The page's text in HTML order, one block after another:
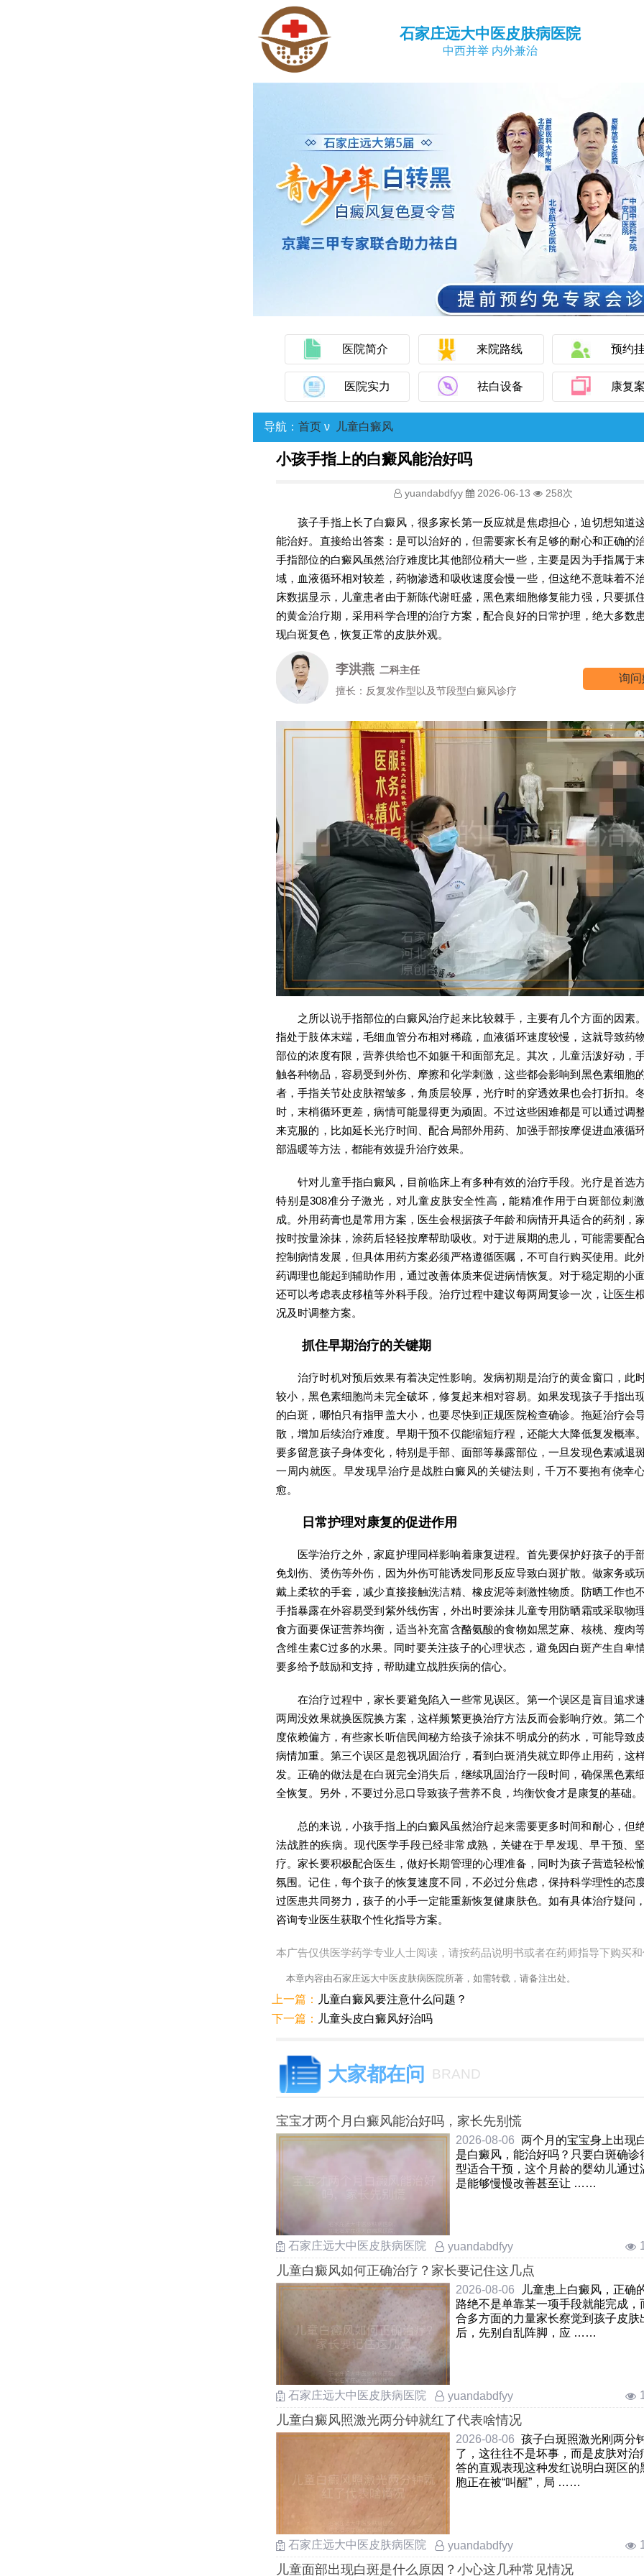
石家庄远大中医皮肤病医院
中西并举 内外兼治
医院简介 来院路线 预约
医院实力 祛白设备 康复
导航： 首页 ν 儿童白癜风
小孩手指上的白癜风能治好吗
yuandabdfyy 2026-06-13 258次
孩子手指上长了白癜风，很多家长第一反应就是焦虑担心，迫切想知道
能治好。直接给出答案：是可以治好的，但需要家长有足够的耐心和正确的
手指部位的白癜风虽然治疗难度比其他部位稍大一些，主要是因为手指属于
域，血液循环相对较差，药物渗透和吸收速度会慢一些，但这绝不意味着不
床数据显示，儿童患者由于新陈代谢旺盛，黑色素细胞修复能力强，只要抓
的黄金治疗期，采用科学合理的治疗方案，配合良好的日常护理，绝大多数
现白斑复色，恢复正常的皮肤外观。
李洪燕 二科主任
擅长：反复发作型以及节段型白癜风诊疗
询
之所以说手指部位的白癜风治疗起来比较棘手，主要有几个方面的因素
指处于肢体末端，毛细血管分布相对稀疏，血液循环速度较慢，这就导致药
部位的浓度有限，营养供给也不如躯干和面部充足。其次，儿童活泼好动，
触各种物品，容易受到外伤、摩擦和化学刺激，这些都会影响到黑色素细胞
者，手指关节处皮肤褶皱多，角质层较厚，光疗时的穿透效果也会打折扣。
时，末梢循环更差，病情可能显得更为顽固。不过这些困难都是可以通过调
来克服的，比如延长光疗时间、配合局部外用药、加强手部按摩促进血液循
部温暖等方法，都能有效提升治疗效果。
针对儿童手指白癜风，目前临床上有多种有效的治疗手段。光疗是首选
特别是308准分子激光，对儿童皮肤安全性高，能精准作用于白斑部位刺
成。外用药膏也是常用方案，医生会根据孩子年龄和病情开具适合的药剂，
按时按量涂抹，涂药后轻轻按摩帮助吸收。对于进展期的患儿，可能需要配
控制病情发展，但具体用药方案必须严格遵循医嘱，不可自行购买使用。此
药调理也能起到辅助作用，通过改善体质来促进病情恢复。对于稳定期的小
还可以考虑表皮移植等外科手段。治疗过程中建议每两周复诊一次，让医生
况及时调整方案。
抓住早期治疗的关键期
治疗时机对预后效果有着决定性影响。发病初期是治疗的黄金窗口，此
较小，黑色素细胞尚未完全破坏，修复起来相对容易。如果发现孩子手指出
的白斑，哪怕只有指甲盖大小，也要尽快到正规医院检查确诊。拖延治疗会
散，增加后续治疗难度。早期干预不仅能缩短疗程，还能大大降低复发概率
要多留意孩子身体变化，特别是手部、面部等暴露部位，一旦发现色素减退
一周内就医。早发现早治疗是战胜白癜风的关键法则，千万不要抱有侥幸
愈。
日常护理对康复的促进作用
医学治疗之外，家庭护理同样影响着康复进程。首先要保护好孩子的手
免划伤、烫伤等外伤，因为外伤可能诱发同形反应导致白斑扩散。做家务或
戴上柔软的手套，减少直接接触洗洁精、橡皮泥等刺激性物质。防晒工作也
手指暴露在外容易受到紫外线伤害，外出时要涂抹儿童专用防晒霜或采取物
食方面要保证营养均衡，适当补充富含酪氨酸的食物如黑芝麻、核桃、瘦肉
含维生素C过多的水果。同时要关注孩子的心理状态，避免因白斑产生自卑
要多给予鼓励和支持，帮助建立战胜疾病的信心。
在治疗过程中，家长要避免陷入一些常见误区。第一个误区是盲目追求
两周没效果就换医院换方案，这样频繁更换治疗方法反而会影响疗效。第二
度依赖偏方，有些家长听信民间秘方给孩子涂抹不明成分的药水，可能导致
病情加重。第三个误区是忽视巩固治疗，看到白斑消失就立即停止用药，这
发。正确的做法是在白斑完全消失后，继续巩固治疗一段时间，确保黑色素
全恢复。另外，不要过分忌口导致孩子营养不良，均衡饮食才是康复的基础。
总的来说，小孩手指上的白癜风虽然治疗起来需要更多时间和耐心，但
法战胜的疾病。现代医学手段已经非常成熟，关键在于早发现、早干预、
疗。家长要积极配合医生，做好长期管理的心理准备，同时为孩子营造轻松
氛围。记住，每个孩子的恢复速度不同，不必过分焦虑，保持科学理性的态
过医患共同努力，孩子的小手一定能重新恢复健康肤色。如有具体治疗疑问
咨询专业医生获取个性化指导方案。
本广告仅供医学药学专业人士阅读，请按药品说明书或者在药师指导下购买
本章内容由石家庄远大中医皮肤病医院所著，如需转载，请备注出处。
上一篇：
儿童白癜风要注意什么问题？
下一篇：
儿童头皮白癜风好治吗
大家都在问 BRAND
宝宝才两个月白癜风能治好吗，家长先别慌
2026-08-06 两个月的宝宝身上出现
是白癜风，能治好吗？只要白斑确诊
型适合干预，这个月龄的婴幼儿通过
是能够慢慢改善甚至让 ……
石家庄远大中医皮肤病医院 yuandabdfyy
儿童白癜风如何正确治疗？家长要记住这几点
2026-08-06
儿童患上白癜风，正确
路绝不是单靠某一项手段就能完成，
合多方面的力量家长察觉到孩子皮肤
后，先别自乱阵脚，应 ……
石家庄远大中医皮肤病医院 yuandabdfyy
儿童白癜风照激光两分钟就红了代表啥情况
2026-08-06 孩子白斑照激光刚两分
了，这往往不是坏事，而是皮肤对治
答的直观表现这种发红说明白斑区的
胞正在被“叫醒”，局 ……
石家庄远大中医皮肤病医院 yuandabdfyy
儿童面部出现白斑是什么原因？小心这几种常见情况